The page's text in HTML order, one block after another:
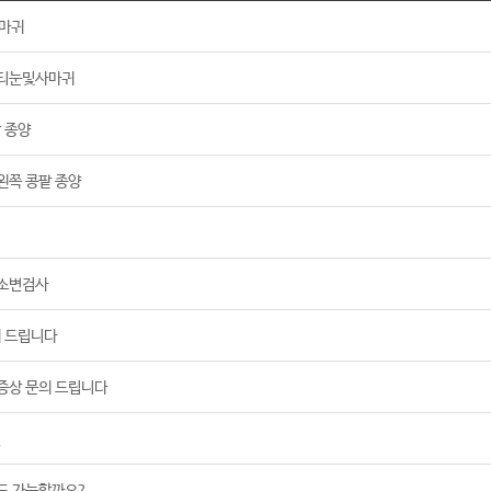
귀
눈및사마귀
종양
쪽 콩팥 종양
변검사
드립니다
상 문의 드립니다